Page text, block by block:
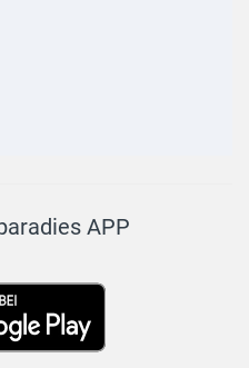
APP